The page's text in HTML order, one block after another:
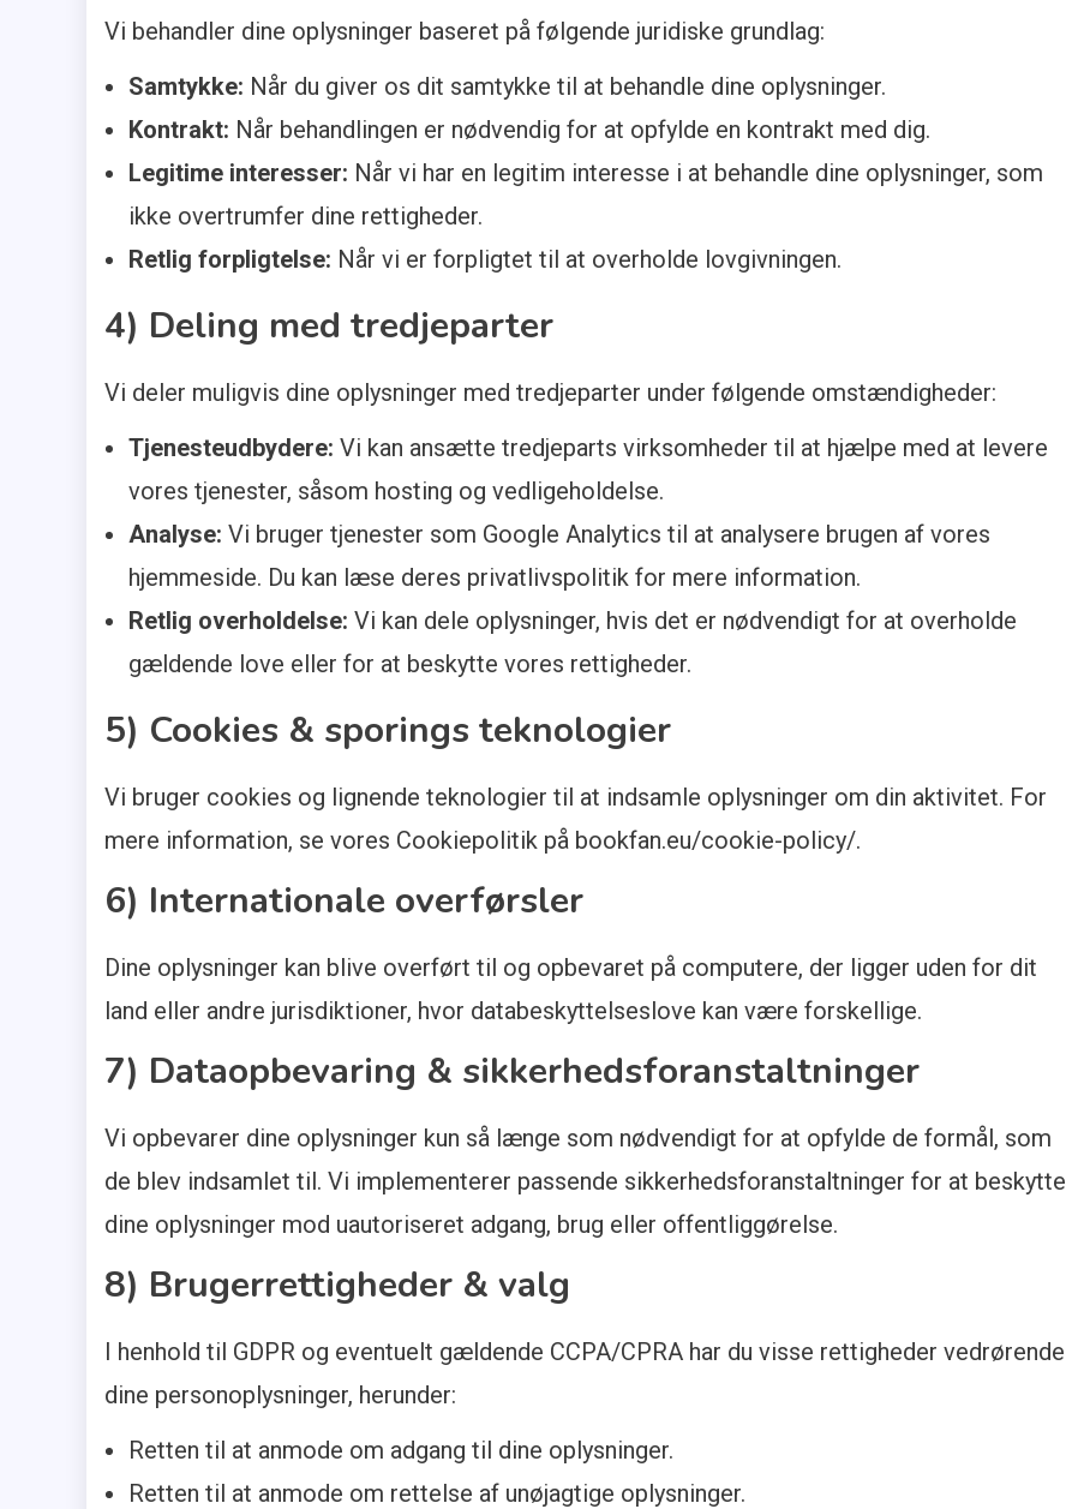
Vi behandler dine oplysninger baseret på følgende juridiske grundlag:
Samtykke: Når du giver os dit samtykke til at behandle dine oplysninger.
Kontrakt: Når behandlingen er nødvendig for at opfylde en kontrakt med dig.
Legitime interesser: Når vi har en legitim interesse i at behandle dine oplysninger, som
ikke overtrumfer dine rettigheder.
Retlig forpligtelse: Når vi er forpligtet til at overholde lovgivningen.
4) Deling med tredjeparter
Vi deler muligvis dine oplysninger med tredjeparter under følgende omstændigheder:
Tjenesteudbydere: Vi kan ansætte tredjeparts virksomheder til at hjælpe med at levere
vores tjenester, såsom hosting og vedligeholdelse.
Analyse: Vi bruger tjenester som Google Analytics til at analysere brugen af vores
hjemmeside. Du kan læse deres privatlivspolitik for mere information.
Retlig overholdelse: Vi kan dele oplysninger, hvis det er nødvendigt for at overholde
gældende love eller for at beskytte vores rettigheder.
5) Cookies & sporings teknologier
Vi bruger cookies og lignende teknologier til at indsamle oplysninger om din aktivitet. For
mere information, se vores Cookiepolitik på bookfan.eu/cookie-policy/.
6) Internationale overførsler
Dine oplysninger kan blive overført til og opbevaret på computere, der ligger uden for dit
land eller andre jurisdiktioner, hvor databeskyttelseslove kan være forskellige.
7) Dataopbevaring & sikkerhedsforanstaltninger
Vi opbevarer dine oplysninger kun så længe som nødvendigt for at opfylde de formål, som
de blev indsamlet til. Vi implementerer passende sikkerhedsforanstaltninger for at beskytte
dine oplysninger mod uautoriseret adgang, brug eller offentliggørelse.
8) Brugerrettigheder & valg
I henhold til GDPR og eventuelt gældende CCPA/CPRA har du visse rettigheder vedrørende
dine personoplysninger, herunder:
Retten til at anmode om adgang til dine oplysninger.
Retten til at anmode om rettelse af unøjagtige oplysninger.